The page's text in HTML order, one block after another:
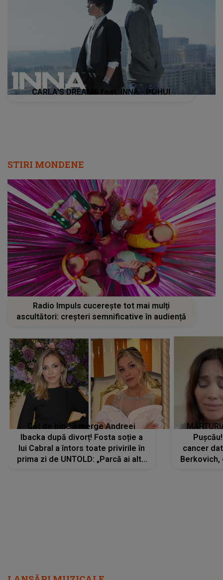
CARLA'S DREAMS feat. INNA - POHUI
STIRI MONDENE
Radio Impuls cucerește tot mai mulți
ascultători: creșteri semnificative în audiență
Cât de bine îi merge Andreei
Ibacka după divorț! Fosta soție a
lui Cabral a întors toate privirile în
prima zi de UNTOLD: „Parcă ai altă
cancer
Berkovich,